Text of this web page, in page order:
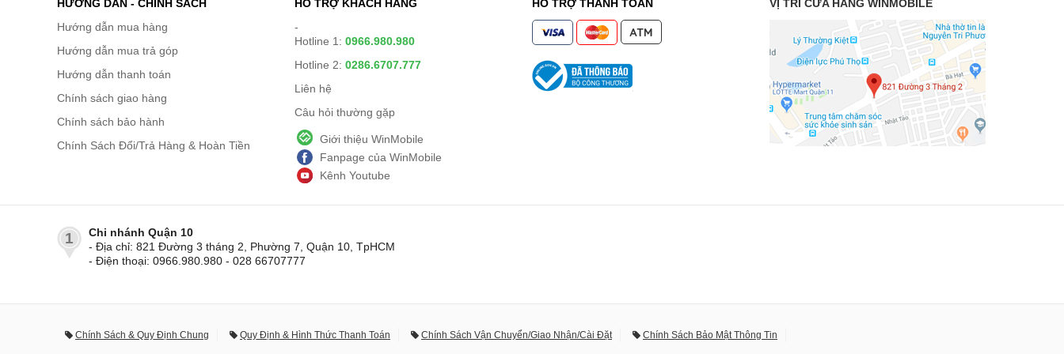
HƯỚNG DẪN - CHÍNH SÁCH
Hướng dẫn mua hàng
Hướng dẫn mua trả góp
Hướng dẫn thanh toán
Chính sách giao hàng
Chính sách bảo hành
Chính Sách Đổi/Trả Hàng & Hoàn Tiền
HỖ TRỢ KHÁCH HÀNG
-
Hotline 1: 0966.980.980
Hotline 2: 0286.6707.777
Liên hệ
Câu hỏi thường gặp
Giới thiệu WinMobile
Fanpage của WinMobile
Kênh Youtube
HỖ TRỢ THANH TOÁN VỊ TRÍ CỬA HÀNG WINMOBILE
1
Chi nhánh Quận 10
- Địa chỉ: 821 Đường 3 tháng 2, Phường 7, Quận 10, TpHCM
- Điện thoại: 0966.980.980 - 028 66707777
Chính Sách & Quy Định Chung Quy Định & Hình Thức Thanh Toán Chính Sách Vận Chuyển/Giao Nhận/Cài Đặt Chính Sách Bảo Mật Thông Tin